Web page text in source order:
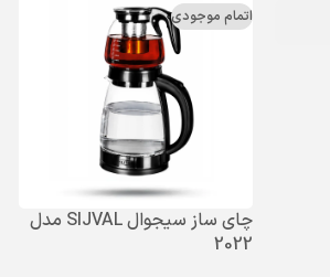
اتمام موجودی
چای ساز سیجوال SIJVAL مدل
2022